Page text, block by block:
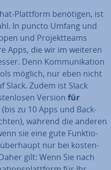
Plattform benötigen, ist
In puncto Umfang und
und Pro­jekt­teams
Apps, die wir im weiteren
Denn Kom­mu­ni­ka­ti­on
möglich, nur eben nicht
Slack. Zudem ist Slack
Version für
(bis zu 10 Apps und Back-
während die anderen
sie eine gute Funk­tio­
nur bei kos­ten­
gilt: Wenn Sie nach